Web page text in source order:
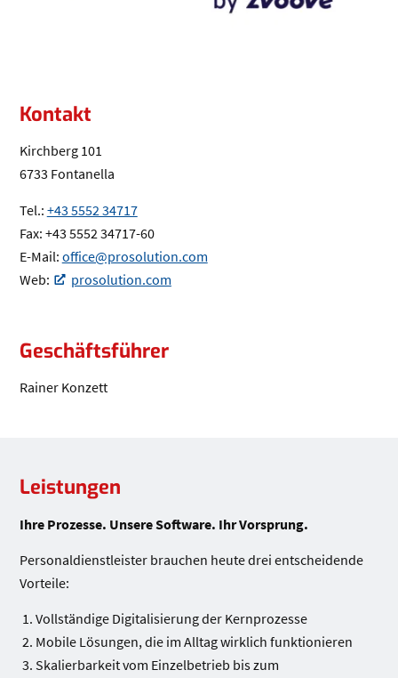
Kontakt
Kirchberg 101
6733 Fontanella
Tel.: +43 5552 34717(Öffnet eventuell ein Programm um die
Fax: +43 5552 34717-60
E-Mail: office@prosolution.com
Web:
prosolution.com
(Öffnet in einem neuen Tab oder Fenster)
Geschäftsführer
Rainer Konzett
Leistungen
Leistungen
Ihre Prozesse. Unsere Software. Ihr Vorsprung.
Personaldienstleister brauchen heute drei entscheidende
Vorteile:
Vollständige Digitalisierung der Kernprozesse
Mobile Lösungen, die im Alltag wirklich funktionieren
Skalierbarkeit vom Einzelbetrieb bis zum